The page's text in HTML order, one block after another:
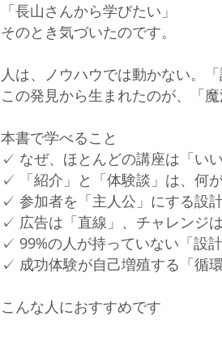
「長山さんから学びたい」
そのとき気づいたのです。
人は、ノウハウでは動かない。
この発見から生まれたのが、「
本書で学べること
✓ なぜ、ほとんどの講座は「い
✓ 「紹介」と「体験談」は、何
✓ 参加者を「主人公」にする設
✓ 広告は「直線」、チャレンジ
✓ 99%の人が持っていない「設
✓ 成功体験が自己増殖する「循
こんな人におすすめです